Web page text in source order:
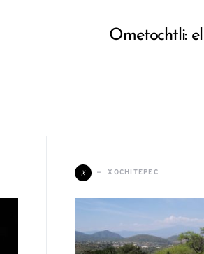
Ometochtli:
X XOCHITEPEC